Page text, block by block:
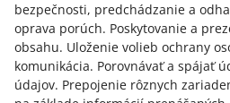
bezpečnosti, predchádzanie a
oprava porúch. Poskytovanie a
obsahu. Uloženie volieb ochrany
komunikácia. Porovnávať a spájať
údajov. Prepojenie rôznych
Opýtajte sa komunity